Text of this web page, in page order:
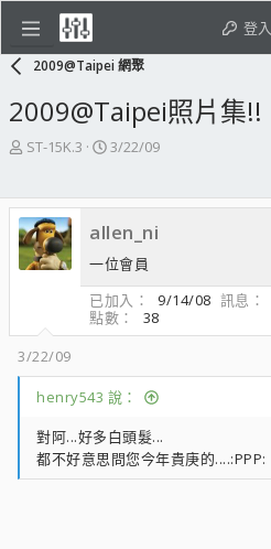
登入
2009@Taipei 網聚
2009@Taipei照片集!!
主
起
人
ST-15K.3
開
期
3/22/09
allen_ni
一位會員
已加入
9/14/08 訊息
點數
38
3/22/09
henry543 說：
對阿...好多白頭髮...
都不好意思問您今年貴庚的....:PPP: